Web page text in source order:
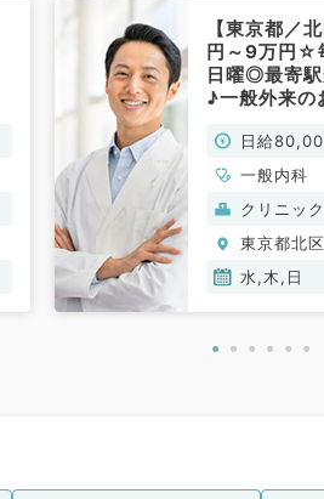
【東京都／
円～9万円☆
日曜◎最寄
♪一般外来の
日給
一般内科
クリニッ
東京都北区
水,木,日